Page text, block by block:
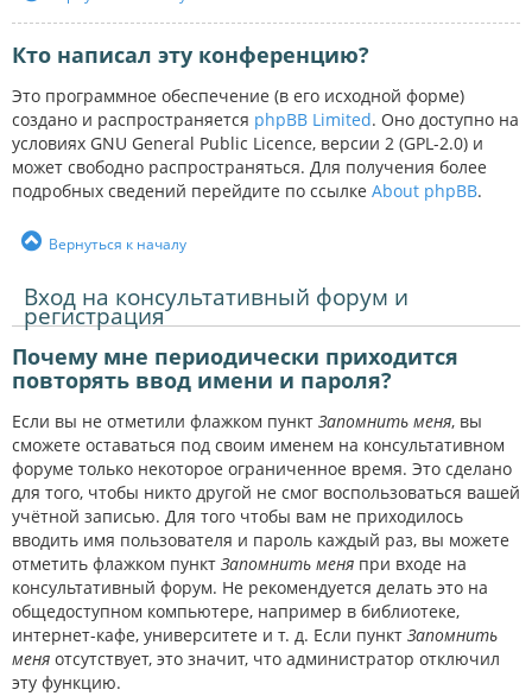
Кто написал эту конференцию?
Это программное обеспечение (в его исходной форме)
создано и распространяется phpBB Limited. Оно доступно на
условиях GNU General Public Licence, версии 2 (GPL-2.0) и
может свободно распространяться. Для получения более
подробных сведений перейдите по ссылке About phpBB.
Вернуться к началу
Вход на консультативный форум и
регистрация
Почему мне периодически приходится
повторять ввод имени и пароля?
Если вы не отметили флажком пункт Запомнить меня, вы
сможете оставаться под своим именем на консультативном
форуме только некоторое ограниченное время. Это сделано
для того, чтобы никто другой не смог воспользоваться вашей
учётной записью. Для того чтобы вам не приходилось
вводить имя пользователя и пароль каждый раз, вы можете
отметить флажком пункт Запомнить меня при входе на
консультативный форум. Не рекомендуется делать это на
общедоступном компьютере, например в библиотеке,
интернет-кафе, университете и т. д. Если пункт Запомнить
меня отсутствует, это значит, что администратор отключил
эту функцию.